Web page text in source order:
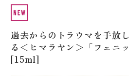
過去からのトラウマを手放
る＜ヒマラヤン＞「フェニ
[15ml]